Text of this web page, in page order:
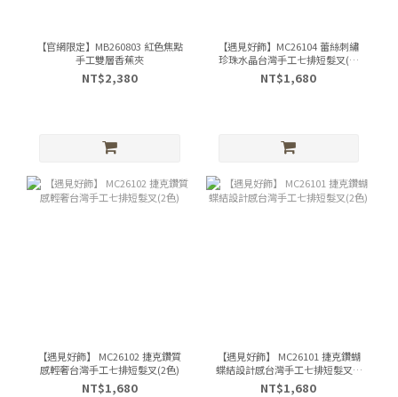
【官網限定】MB260803 紅色焦點
手工雙層香蕉夾
NT$2,380
【遇見好飾】MC26104 蕾絲刺繡
珍珠水晶台灣手工七排短髮叉(單
一)
NT$1,680
【遇見好飾】 MC26102 捷克鑽質
感輕奢台灣手工七排短髮叉(2色)
NT$1,680
【遇見好飾】 MC26101 捷克鑽蝴
蝶結設計感台灣手工七排短髮叉(2
色)
NT$1,680